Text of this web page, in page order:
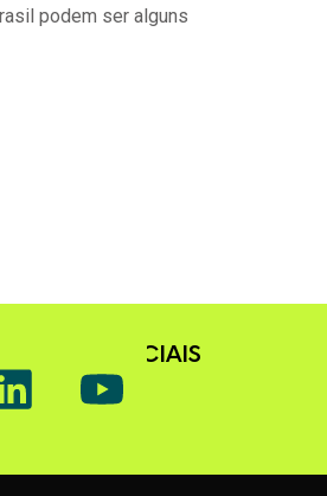
podem ser alguns
REDES SOCIAIS